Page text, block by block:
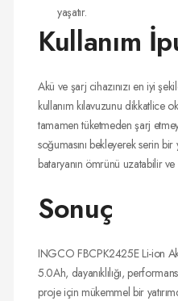
yaşatır.
Kullanım
Akü ve şarj cihazınızı en iyi
kullanım kılavuzunu dikkatlice
tamamen tüketmeden şarj
soğumasını bekleyerek serin
bataryanın ömrünü uzatabilir ve
Sonuç
INGCO FBCPK2425E Li-ion
5.0Ah, dayanıklılığı,
proje için mükemmel bir